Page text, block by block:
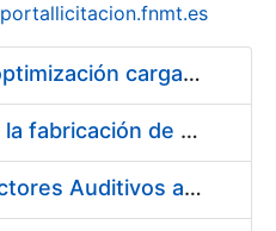
portallicitacion.fnmt.es
Pliego condiciones optimización cargas compras firmado
Acuerdo marco para la fabricación de piezas
Suministro de Protectores Auditivos a medida para las personas trabajadoras de los Centros de Trabajo de Madrid y Burgos